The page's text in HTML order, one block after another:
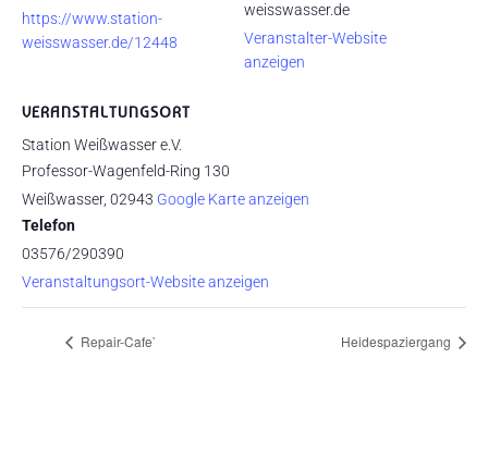
https://www.station-
weisswasser.de/12448
VERANSTALTUNGSORT
Station Weißwasser e.V.
Professor-Wagenfeld-Ring 130
Weißwasser, 02943 Google Karte anzeigen
Telefon
03576/290390
Veranstaltungsort-Website anzeigen
weisswasser.de
Veranstalter-Website
anzeigen
Repair-Cafe` Heidespaziergang